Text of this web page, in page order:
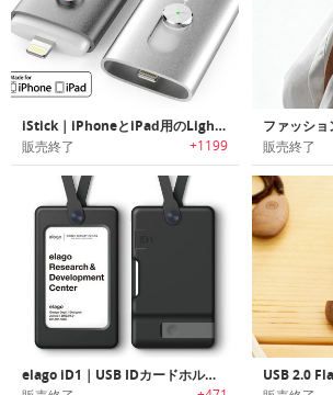
iStick｜iPhoneとiPad用のLightningを備えたUSBフラッシュドライブ
販売終了 +1199 販売終了
elago iD1｜USB IDカードホルダー